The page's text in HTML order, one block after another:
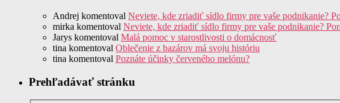
Andrej komentoval Neviete, kde zriadiť sídlo firmy pre vaše podnikanie?
mirka komentoval Neviete, kde zriadiť sídlo firmy pre vaše podnikanie?
Jarys komentoval Malá pomoc v starostlivosti o domácnosť
tina komentoval Oblečenie z bazárov má svoju históriu
tina komentoval Poznáte účinky červeného melónu?
Prehľadávať stránku